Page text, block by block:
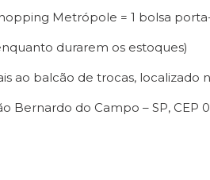
Metrópole = 1 bolsa
durarem os estoques)
ao balcão de trocas, localizado
Bernardo do Campo – SP, CEP